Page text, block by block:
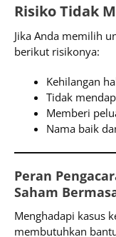
Risiko Tidak
Jika Anda memilih
berikut risikonya:
Kehilangan
Tidak
Memberi
Nama baik
Peran
Saham
Menghadapi kasus
membutuhkan